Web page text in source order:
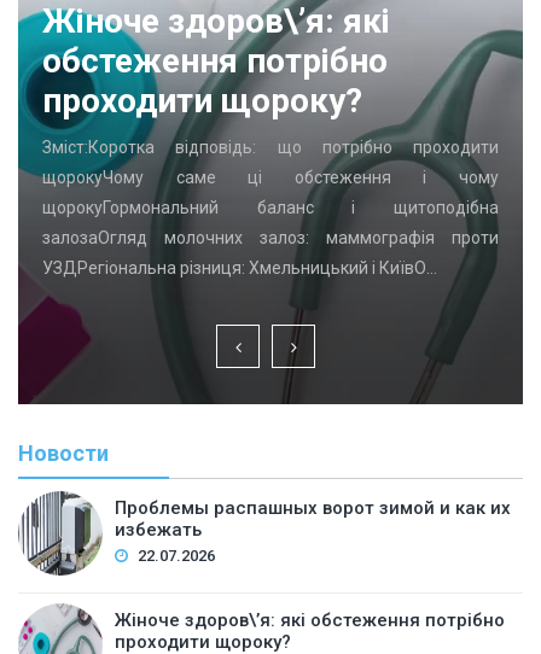
Жіноче здоров\’я: які
обстеження потрібно
проходити щороку?
Зміст:Коротка відповідь: що потрібно проходити
щорокуЧому саме ці обстеження і чому
щорокуГормональний баланс і щитоподібна
залозаОгляд молочних залоз: маммографія проти
УЗДРегіональна різниця: Хмельницький і КиївО…
Новости
Проблемы распашных ворот зимой и как их
избежать
22.07.2026
Жіноче здоров\’я: які обстеження потрібно
проходити щороку?